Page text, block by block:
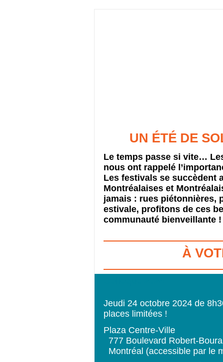
UN ÉTÉ DE
Le temps passe si vite…
nous ont rappelé
Les festivals se succèdent
Montréalaises et
jamais : rues piétonnières,
estivale, profitons de ces
communauté bienveillante !
À
Jeudi 24 octobre 2024 de
places limitées !
Plaza Centre-Ville
777 Boulevard Robert-
Montréal (accessible par